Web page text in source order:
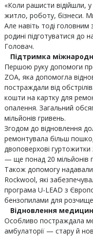
«Коли рашисти відійшли,
житло, роботу, бізнеси.
Але навіть тоді
родині підготуватися до
Головач.
Підтримка
Першою руку допомоги
ZOA, яка допомогла
постраждали від
кошти на картку для
опалення. Загальний
мільйонів гривень.
Згодом до відновлення
ремонтувала більш
двоповерхові
— ще понад 20 мільйонів
Також допомогу надавали
Rockwool, які
програма U-LEAD з
бензопилами для
Відновлення
Особливо постраждала
амбулаторії — стару й